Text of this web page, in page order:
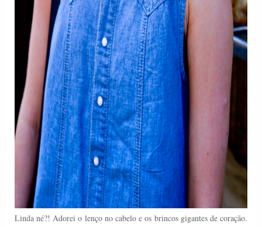
Linda né?! Adorei o lenço no cabelo e os brincos gigantes de coração.